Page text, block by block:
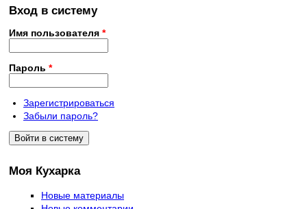
Вход в систему
Имя пользователя *
Пароль *
Зарегистрироваться
Забыли пароль?
Моя Кухарка
Новые материалы